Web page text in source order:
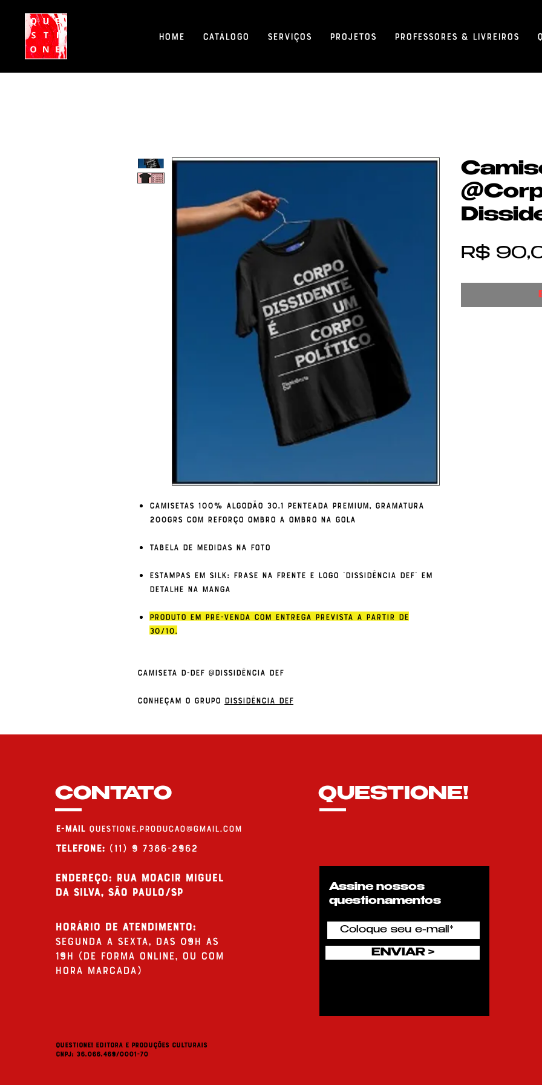
Home Catálogo Serviços Projetos Professores & Livreiros
Camisetas 100% algodão 30.1 penteada premium, gramatura
200grs com reforço ombro a ombro na gola
Tabela de medidas na foto
Estampas em Silk: Frase na frente e logo "Dissidência Def" em
detalhe na manga
Produto em pré-venda com entrega prevista a partir de
30/10.
Camiseta D-DEF @Dissidência Def
Conheçam o grupo Dissidência Def
R$
CONTATO
E-MAIL questione.producao@gmail.com
Telefone: (11) 9 7386-2962
endereço: Rua Moacir Miguel
da Silva, São Paulo/SP
Horário de Atendimento:
Segunda a Sexta, das 09h às
19h (de forma online, ou com
hora marcada)
QUESTIONE!
Assine nossos
questionamentos
ENVIAR >
QUESTIONE! Editora e Produções Culturais
cnpj: 36.066.469/0001-70